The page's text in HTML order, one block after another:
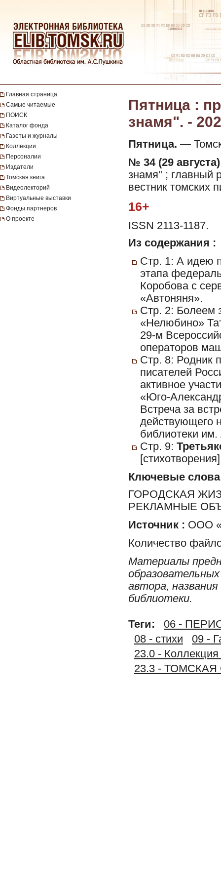
Главная страница
Самые читаемые
ПОИСК
Каталог фонда
Газеты и журналы
Коллекции
Персоналии
Издатели
Томская книга
Видеолекторий
Виртуальные выставки
Фонды партнеров
О проекте
Пятница :
знамя". -
Пятница. —
№ 34 (29
знамя" ; главный
вестник томских
16+
ISSN 2113-1187.
Из содержания :
Стр. 1: А идею
этапа
Коробова с
«Автоняня».
Стр. 2: Болеем
«Нелюбино»
29-м
операторов
Стр. 8: Родник
писателей
активное
«Юго-
Встреча за
действующего
библиотеки
Стр. 9:
Ключевые слова
ГОРОДСКАЯ
РЕКЛАМНЫЕ
Источник : ООО
Количество
Материалы
автора,
библиотеки.
Теги:
06 -
08 - стихи
09 -
23.0 -
23.3 -